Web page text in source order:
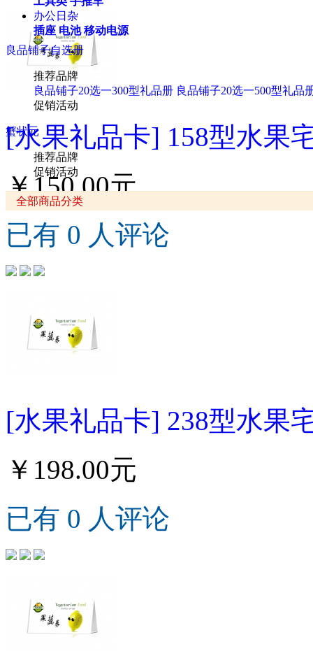
办公日杂
插座 电池 移动电源
良品铺子自选册
推荐品牌
良品铺子20选一300型礼品册 良品铺子20选一500型礼品
促销活动
蟹状元
推荐品牌
促销活动
全部商品分类
[水果礼品卡] 158型水果
￥150.00元
已有 0 人评论
[水果礼品卡] 238型水果
￥198.00元
已有 0 人评论